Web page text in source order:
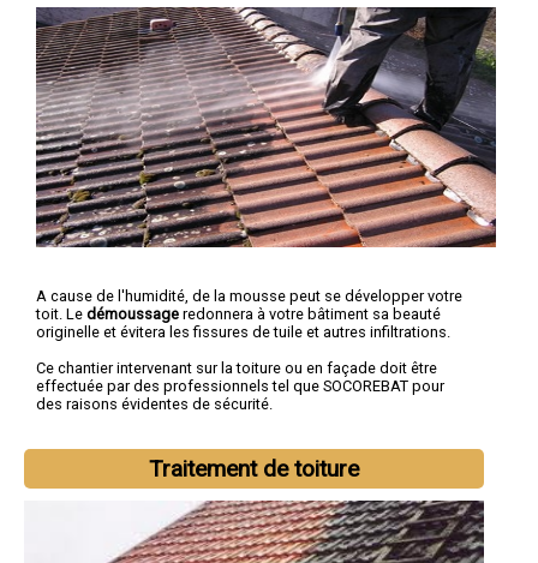
A cause de l'humidité, de la mousse peut se développer votre
toit. Le démoussage redonnera à votre bâtiment sa beauté
originelle et évitera les fissures de tuile et autres infiltrations.
Ce chantier intervenant sur la toiture ou en façade doit être
effectuée par des professionnels tel que SOCOREBAT pour
des raisons évidentes de sécurité.
Traitement de toiture